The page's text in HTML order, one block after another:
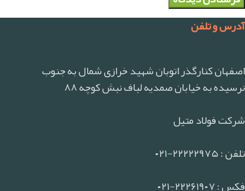
آدرس و تلفن
اصفهان کنارگذر اتوبان شهید خرازی شمال به جنوب
نرسیده به خیابان صمدیه لباف نبش کوچه ۸۸
شرکت فولاد متیل
تلفن : ۲۲۲۲۲۹۷۵-۰۲۱
فکس : ۲۲۲۶۱۹۰۷-۰۲۱